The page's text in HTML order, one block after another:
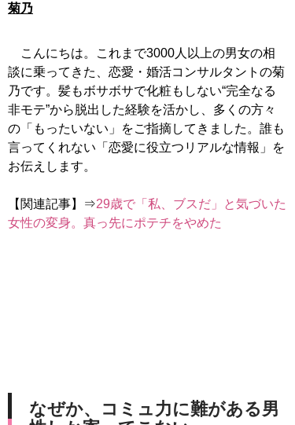
菊乃
こんにちは。これまで3000人以上の男女の相
談に乗ってきた、恋愛・婚活コンサルタントの菊
乃です。髪もボサボサで化粧もしない“完全なる
非モテ”から脱出した経験を活かし、多くの方々
の「もったいない」をご指摘してきました。誰も
言ってくれない「恋愛に役立つリアルな情報」を
お伝えします。
【関連記事】⇒29歳で「私、ブスだ」と気づいた
女性の変身。真っ先にポテチをやめた
なぜか、コミュ力に難がある男